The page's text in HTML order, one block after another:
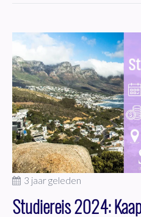
3 jaar geleden
Studiereis 2024: